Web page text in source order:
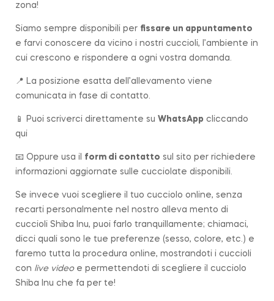
zona!
Siamo sempre disponibili per fissare un appuntamento
e farvi conoscere da vicino i nostri cuccioli, l’ambiente in
cui crescono e rispondere a ogni vostra domanda.
📍 La posizione esatta dell’allevamento viene
comunicata in fase di contatto.
📱 Puoi scriverci direttamente su WhatsApp cliccando
qui
📧 Oppure usa il form di contatto sul sito per richiedere
informazioni aggiornate sulle cucciolate disponibili.
Se invece vuoi scegliere il tuo cucciolo online, senza
recarti personalmente nel nostro alleva mento di
cuccioli Shiba Inu, puoi farlo tranquillamente; chiamaci,
dicci quali sono le tue preferenze (sesso, colore, etc.) e
faremo tutta la procedura online, mostrandoti i cuccioli
con live videoe permettendoti di scegliere il cucciolo
Shiba Inu che fa per te!